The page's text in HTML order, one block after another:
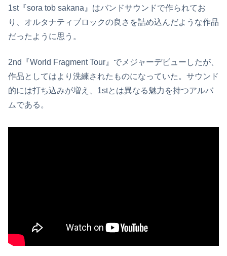
1st『sora tob sakana』はバンドサウンドで作られてお
り、オルタナティブロックの良さを詰め込んだような作品
だったように思う。
2nd『World Fragment Tour』でメジャーデビューしたが、
作品としてはより洗練されたものになっていた。サウンド
的には打ち込みが増え、1stとは異なる魅力を持つアルバ
ムである。